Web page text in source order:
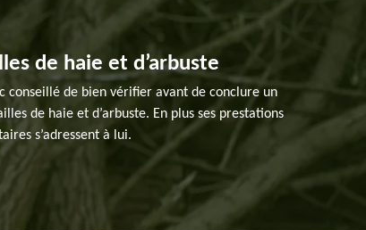
de haie et d’arbuste
conseillé de bien vérifier avant de conclure un
de haie et d’arbuste. En plus ses prestations
s’adressent à lui.